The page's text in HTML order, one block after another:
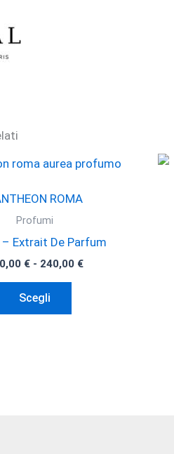
ROMA
Profumi
– Extrait De Parfum
€ - 240,00 €Fascia
Scegli
Questo